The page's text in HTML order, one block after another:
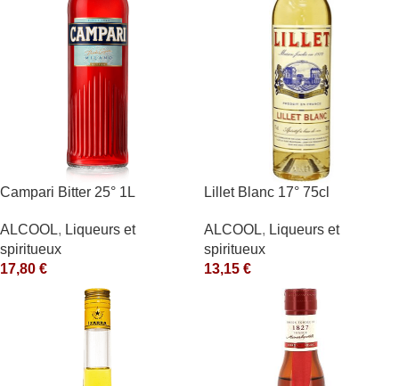
Campari Bitter 25° 1L
ALCOOL, Liqueurs et
spiritueux
17,80 €
Lillet Blanc 17° 75cl
ALCOOL, Liqueurs et
spiritueux
13,15 €